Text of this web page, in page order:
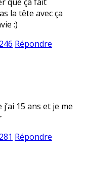
la tête avec ça
:)
Répondre
15 ans et je me
Répondre